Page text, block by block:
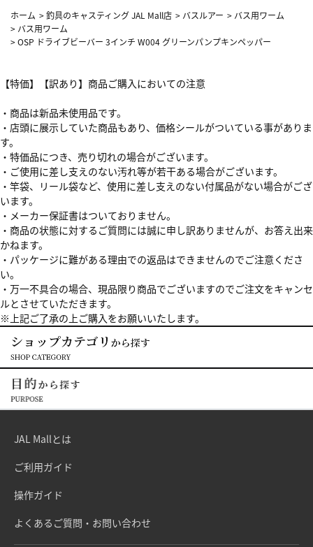
ホーム >釣具のキャスティング JAL Mall店 > バスルアー > バス用ワーム
> バス用ワーム
>OSP ドライブビーバー 3インチ W004 グリーンパンプキンペッパー
【特価】【訳あり】商品ご購入においての注意
・商品は新品未使用品です。
・店頭に展示していた商品もあり、価格シールがついている事がありま
す。
・特価品につき、売り切れの場合がございます。
・ご使用に差し支えのない汚れ等が若干ある場合がございます。
・竿袋、リール袋など、使用に差し支えのない付属品がない場合がござ
います。
・メーカー保証書はついておりません。
・商品の状態に対するご質問には誠に申し訳ありませんが、お答え出来
かねます。
・パッケージに難がある理由での返品はできませんのでご注意くださ
い。
・万一不具合の場合、現品限り商品でございますのでご注文をキャンセ
ルとさせていただきます。
※上記ご了承の上ご購入をお願いいたします。
JAL Mallとは
ご利用ガイド
操作ガイド
よくあるご質問・お問い合わせ